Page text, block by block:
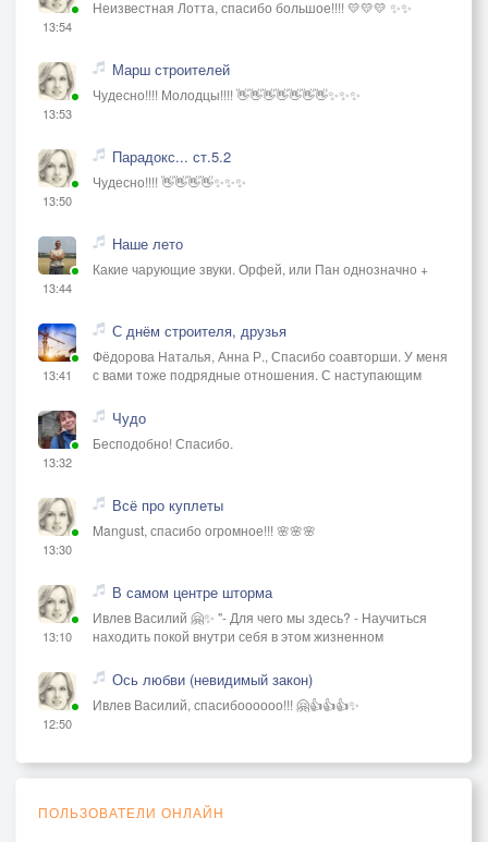
13:54
Неизвестная Лотта, спасибо большое!!!! 💛💛💛 ✨✨
13:53
Марш строителей
Чудесно!!!! Молодцы!!!! 👋👋👋👋👋👋👋✨✨✨
13:50
Парадокс... ст.5.2
Чудесно!!!! 👋👋👋👋✨✨✨
13:44
Наше лето
Какие чарующие звуки. Орфей, или Пан однозначно +
13:41
С днём строителя, друзья
Фёдорова Наталья, Анна Р., Спасибо соавторши. У меня
с вами тоже подрядные отношения. С наступающим
13:32
Чудо
Бесподобно! Спасибо.
13:30
Всё про куплеты
Mangust, спасибо огромное!!! 🌸🌸🌸
13:10
В самом центре шторма
Ивлев Василий 🤗✨ "- Для чего мы здесь? - Научиться
находить покой внутри себя в этом жизненном
12:50
Ось любви (невидимый закон)
Ивлев Василий, спасибоооооо!!! 🤗👍👍👍✨
ПОЛЬЗОВАТЕЛИ ОНЛАЙН